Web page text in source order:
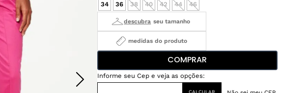
34 36 38 40 42 44 46
medidas do produto
COMPRAR